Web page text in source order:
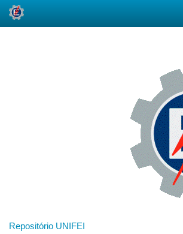
Repositório UNIFEI